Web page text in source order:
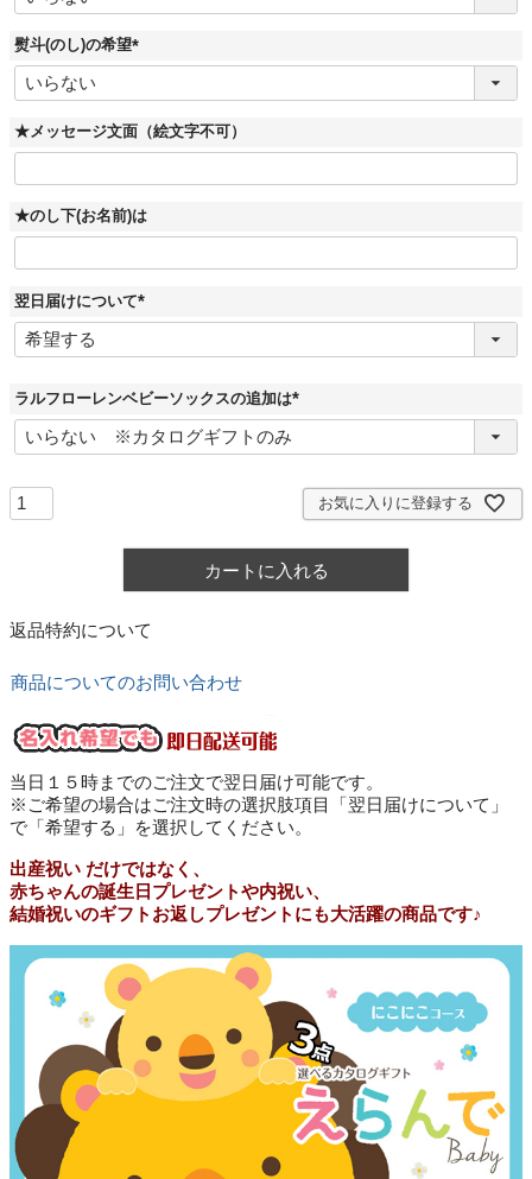
須
熨斗(のし)の希望
(
須
)
★メッセージ文面（絵文字不可）
★のし下(お名前)は
翌日届けについて
(
須
ラルフローレンベビーソックスの追加は
(
須
お気に入りに登録する
カートに入れる
返品特約について
商品についてのお問い合わせ
当日１５時までのご注文で翌日届け可能です。
※ご希望の場合はご注文時の選択肢項目「翌日届けについて」
で「希望する」を選択してください。
出産祝い だけではなく、
赤ちゃんの誕生日プレゼントや内祝い、
結婚祝いのギフトお返しプレゼントにも大活躍の商品です♪